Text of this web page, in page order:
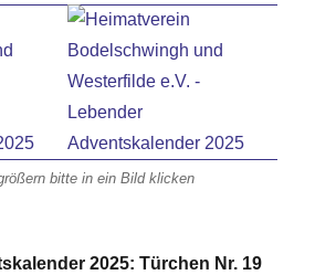
bitte in ein Bild klicken
2025: Türchen Nr. 19